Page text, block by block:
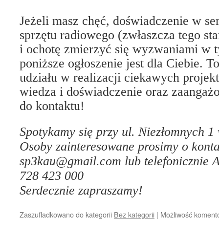
Jeżeli masz chęć, doświadczenie w
sprzętu radiowego (zwłaszcza tego
i ochotę zmierzyć się wyzwaniami w
poniższe ogłoszenie jest dla Ciebie.
udziału w realizacji ciekawych
wiedza i doświadczenie oraz
do kontaktu!
Spotykamy się przy ul. Niezłomnych
Osoby zainteresowane prosimy o
sp3kau@gmail.com lub telefonicznie
728 423 000
Serdecznie zapraszamy!
Zaszufladkowano do kategorii Bez kategorii | Możliwość